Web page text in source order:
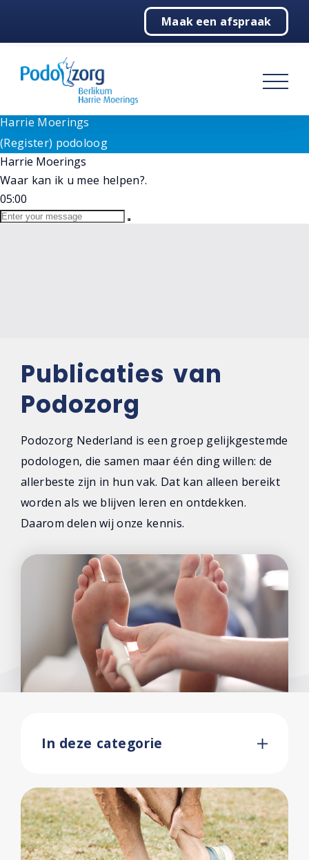
Goedemiddag!
Wij staan voor u klaar bij vragen. Selecteer hieronder
onze medewerker.
(Register) podoloog Harrie Moerings
Harrie Moerings
(Register) podoloog
Harrie Moerings
Waar kan ik u mee helpen?.
05:00
Maak een afspraak
Podologie
Behandelingen
Over ons
Contact
Publicaties van
Podozorg
Podozorg Nederland is een groep gelijkgestemde
podologen, die samen maar één ding willen: de
allerbeste zijn in hun vak. Dat kan alleen bereikt
worden als we blijven leren en ontdekken.
Daarom delen wij onze kennis.
In deze categorie